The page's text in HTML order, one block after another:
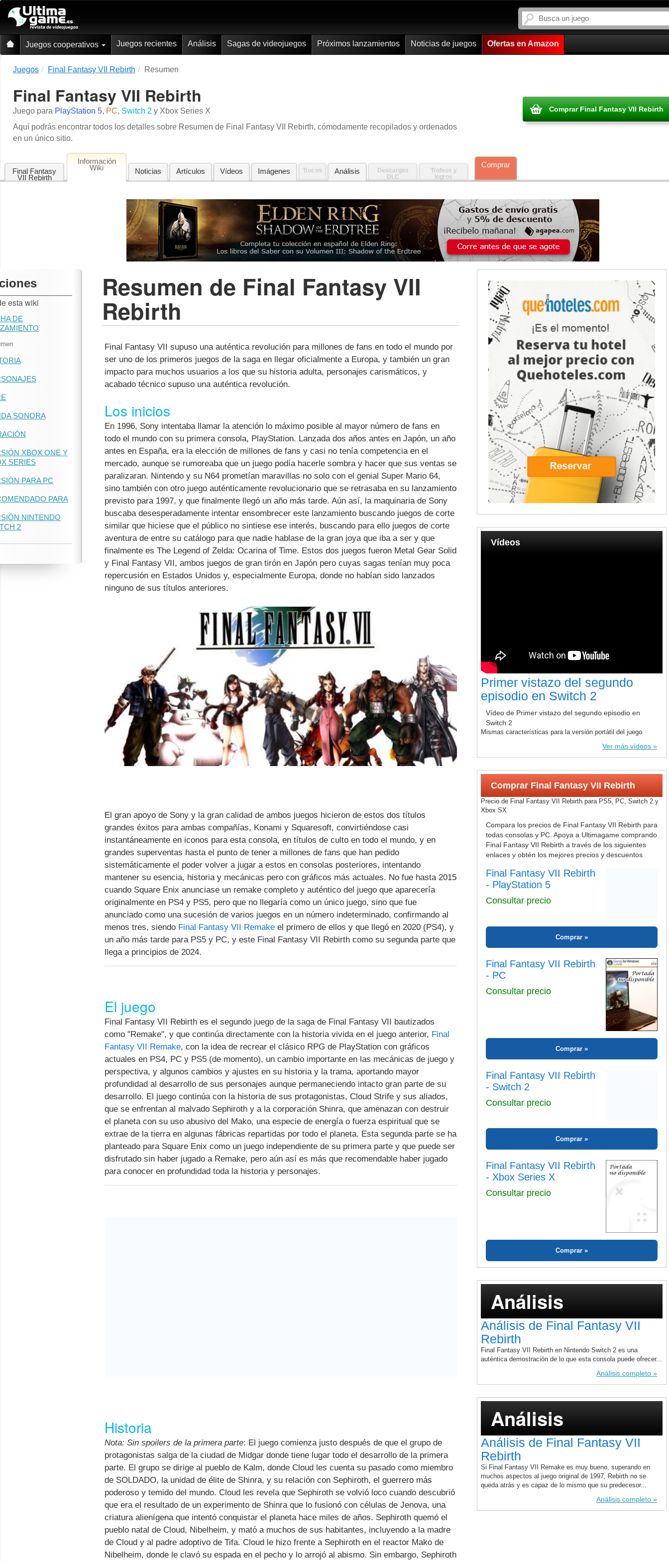
Juegos cooperativos Juegos recientes Análisis Sagas de videojuegos Próximos lanzamientos Noticias de juegos Ofertas en Amazon
Juegos Final Fantasy VII Rebirth Resumen
Final Fantasy VII Rebirth
Juego para PlayStation 5, PC, Switch 2 y Xbox Series X
Aquí podrás encontrar todos los detalles sobre Resumen de Final Fantasy VII Rebirth, cómodamente recopilados y ordenados
en un único sitio.
Comprar Final Fantasy VII Rebirth
Final Fantasy
VII Rebirth
Información
Wiki Noticias Artículos Vídeos Imágenes Trucos Análisis
Descargas
DLC
Trofeos y
logros
Comprar
esta wiki
DE
SONORA
XBOX ONE Y
SERIES
PARA PC
PARA
NINTENDO
2
Resumen de Final Fantasy VII
Rebirth
Final Fantasy VII supuso una auténtica revolución para millones de fans en todo el mundo por
ser uno de los primeros juegos de la saga en llegar oficialmente a Europa, y también un gran
impacto para muchos usuarios a los que su historia adulta, personajes carismáticos, y
acabado técnico supuso una auténtica revolución.
Los inicios
En 1996, Sony intentaba llamar la atención lo máximo posible al mayor número de fans en
todo el mundo con su primera consola, PlayStation. Lanzada dos años antes en Japón, un año
antes en España, era la elección de millones de fans y casi no tenía competencia en el
mercado, aunque se rumoreaba que un juego podía hacerle sombra y hacer que sus ventas se
paralizaran. Nintendo y su N64 prometían maravillas no solo con el genial Super Mario 64,
sino también con otro juego auténticamente revolucionario que se retrasaba en su lanzamiento
previsto para 1997, y que finalmente llegó un año más tarde. Aún así, la maquinaria de Sony
buscaba desesperadamente intentar ensombrecer este lanzamiento buscando juegos de corte
similar que hiciese que el público no sintiese ese interés, buscando para ello juegos de corte
aventura de entre su catálogo para que nadie hablase de la gran joya que iba a ser y que
finalmente es The Legend of Zelda: Ocarina of Time. Estos dos juegos fueron Metal Gear Solid
y Final Fantasy VII, ambos juegos de gran tirón en Japón pero cuyas sagas tenían muy poca
repercusión en Estados Unidos y, especialmente Europa, donde no habían sido lanzados
ninguno de sus títulos anteriores.
El gran apoyo de Sony y la gran calidad de ambos juegos hicieron de estos dos títulos
grandes éxitos para ambas compañías, Konami y Squaresoft, convirtiéndose casi
instantáneamente en iconos para esta consola, en títulos de culto en todo el mundo, y en
grandes superventas hasta el punto de tener a millones de fans que han pedido
sistemáticamente el poder volver a jugar a estos en consolas posteriores, intentando
mantener su esencia, historia y mecánicas pero con gráficos más actuales. No fue hasta 2015
cuando Square Enix anunciase un remake completo y auténtico del juego que aparecería
originalmente en PS4 y PS5, pero que no llegaría como un único juego, sino que fue
anunciado como una sucesión de varios juegos en un número indeterminado, confirmando al
menos tres, siendo Final Fantasy VII Remake el primero de ellos y que llegó en 2020 (PS4), y
un año más tarde para PS5 y PC, y este Final Fantasy VII Rebirth como su segunda parte que
llega a principios de 2024.
El juego
Final Fantasy VII Rebirth es el segundo juego de la saga de Final Fantasy VII bautizados
como "Remake", y que continúa directamente con la historia vivida en el juego anterior, Final
Fantasy VII Remake, con la idea de recrear el clásico RPG de PlayStation con gráficos
actuales en PS4, PC y PS5 (de momento), un cambio importante en las mecánicas de juego y
perspectiva, y algunos cambios y ajustes en su historia y la trama, aportando mayor
profundidad al desarrollo de sus personajes aunque permaneciendo intacto gran parte de su
desarrollo. El juego continúa con la historia de sus protagonistas, Cloud Strife y sus aliados,
que se enfrentan al malvado Sephiroth y a la corporación Shinra, que amenazan con destruir
el planeta con su uso abusivo del Mako, una especie de energía o fuerza espiritual que se
extrae de la tierra en algunas fábricas repartidas por todo el planeta. Esta segunda parte se ha
planteado para Square Enix como un juego independiente de su primera parte y que puede ser
disfrutado sin haber jugado a Remake, pero aún así es más que recomendable haber jugado
para conocer en profundidad toda la historia y personajes.
Historia
Nota: Sin spoilers de la primera parte: El juego comienza justo después de que el grupo de
protagonistas salga de la ciudad de Midgar donde tiene lugar todo el desarrollo de la primera
parte. El grupo se dirige al pueblo de Kalm, donde Cloud les cuenta su pasado como miembro
de SOLDADO, la unidad de élite de Shinra, y su relación con Sephiroth, el guerrero más
poderoso y temido del mundo. Cloud les revela que Sephiroth se volvió loco cuando descubrió
que era el resultado de un experimento de Shinra que lo fusionó con células de Jenova, una
criatura alienígena que intentó conquistar el planeta hace miles de años. Sephiroth quemó el
pueblo natal de Cloud, Nibelheim, y mató a muchos de sus habitantes, incluyendo a la madre
de Cloud y al padre adoptivo de Tifa. Cloud le hizo frente a Sephiroth en el reactor Mako de
Nibelheim, donde le clavó su espada en el pecho y lo arrojó al abismo. Sin embargo, Sephiroth
Vídeos
Primer vistazo del segundo
episodio en Switch 2
Vídeo de Primer vistazo del segundo episodio en
Switch 2
Mismas características para la versión portátil del juego
Ver más vídeos
Comprar Final Fantasy VII Rebirth
Precio de Final Fantasy VII Rebirth para PS5, PC, Switch 2 y
Xbox SX
Compara los precios de Final Fantasy VII Rebirth para
todas consolas y PC. Apoya a Ultimagame comprando
Final Fantasy VII Rebirth a través de los siguientes
enlaces y obtén los mejores precios y descuentos
Final Fantasy VII Rebirth
- PlayStation 5
Consultar precio
Comprar
- PC
Comprar
- Switch 2
Análisis
Análisis de Final Fantasy VII
Rebirth
auténtica demostración de lo que esta consola puede ofrecer...
Análisis
Análisis de Final Fantasy VII
Si Final Fantasy VII Remake es muy bueno, superando en